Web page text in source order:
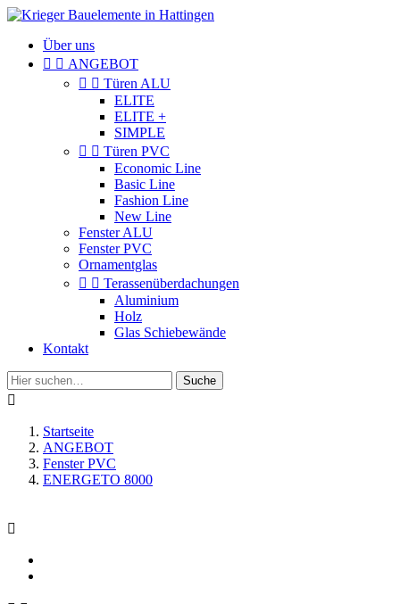
Über uns
  ANGEBOT
  Türen ALU
ELITE
ELITE +
SIMPLE
  Türen PVC
Economic Line
Basic Line
Fashion Line
New Line
Fenster ALU
Fenster PVC
Ornamentglas
  Terassenüberdachungen
Aluminium
Holz
Glas Schiebewände
Kontakt
Suche

Startseite
ANGEBOT
Fenster PVC
ENERGETO 8000
